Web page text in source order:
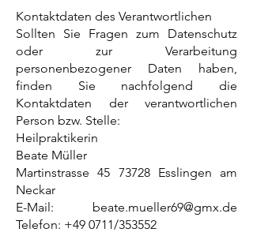
Kontaktdaten des Verantwortlichen
Sollten Sie Fragen zum Datenschutz
oder zur Verarbeitung
personenbezogener Daten haben,
finden Sie nachfolgend die
Kontaktdaten der verantwortlichen
Person bzw. Stelle:
Heilpraktikerin
Beate Müller
Martinstrasse 45 73728 Esslingen am
Neckar
E-Mail: beate.mueller69@gmx.de
Telefon: +49 0711/353552